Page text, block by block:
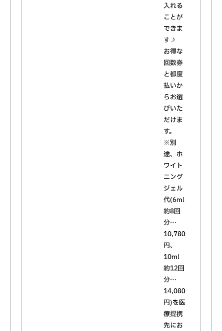
入れる
ことが
できま
す♪
お得な
回数券
と都度
払いか
らお選
びいた
だけま
す。
※別
途、ホ
ワイト
ニング
ジェル
代(6ml
約8回
分…
10,780
円、
10ml
約12回
分…
14,080
円)を医
療提携
先にお